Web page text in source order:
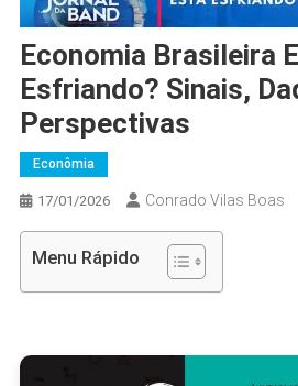
Economia Brasileira
Esfriando? Sinais,
Perspectivas
Econômia
17/01/2026 Conrado Vilas Boas
Menu Rápido